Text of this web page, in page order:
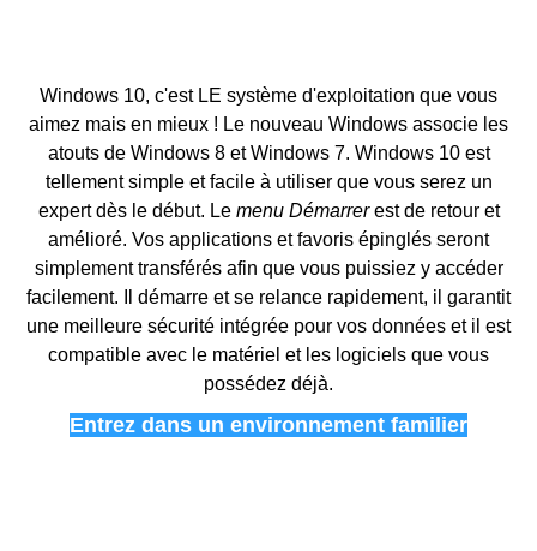
Windows 10, c'est LE système d'exploitation que vous
aimez mais en mieux ! Le nouveau Windows associe les
atouts de Windows 8 et Windows 7. Windows 10 est
tellement simple et facile à utiliser que vous serez un
expert dès le début. Le menu Démarrerest de retour et
amélioré. Vos applications et favoris épinglés seront
simplement transférés afin que vous puissiez y accéder
facilement. Il démarre et se relance rapidement, il garantit
une meilleure sécurité intégrée pour vos données et il est
compatible avec le matériel et les logiciels que vous
possédez déjà.
Entrez dans un environnement familier